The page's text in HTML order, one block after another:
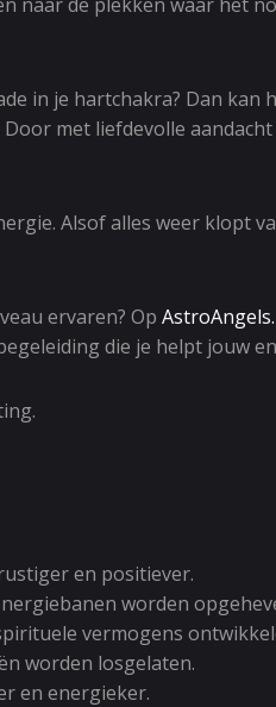
in je hartchakra? Dan
met liefdevolle
Alsof alles weer klopt
ervaren? Op
die je helpt jouw
en positiever.
worden
vermogens
worden losgelaten.
en energieker.